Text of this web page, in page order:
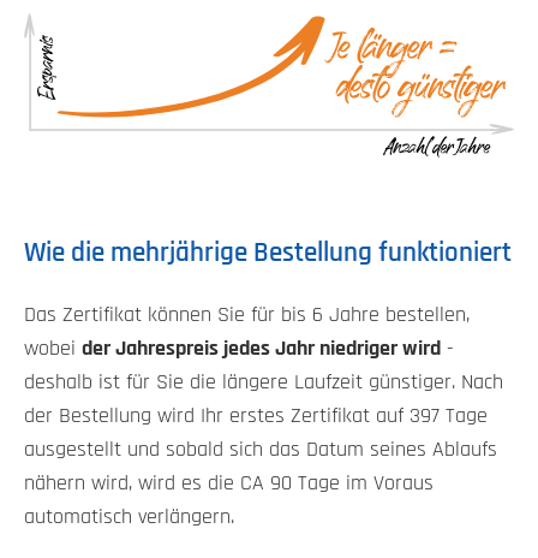
Wie die mehrjährige Bestellung funktioniert
Das Zertifikat können Sie für bis 6 Jahre bestellen,
wobei der Jahrespreis jedes Jahr niedriger wird -
deshalb ist für Sie die längere Laufzeit günstiger. Nach
der Bestellung wird Ihr erstes Zertifikat auf 397 Tage
ausgestellt und sobald sich das Datum seines Ablaufs
nähern wird, wird es die CA 90 Tage im Voraus
automatisch verlängern.